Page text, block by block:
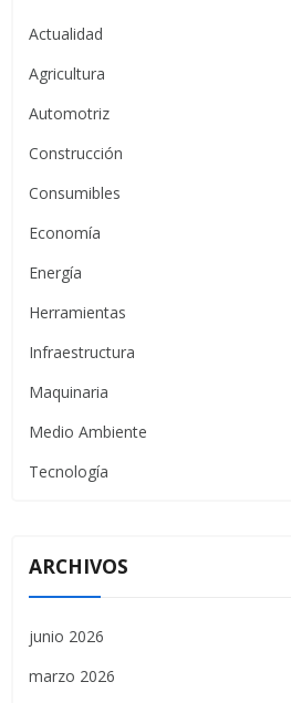
Actualidad
Agricultura
Automotriz
Construcción
Consumibles
Economía
Energía
Herramientas
Infraestructura
Maquinaria
Medio Ambiente
Tecnología
ARCHIVOS
junio 2026
marzo 2026